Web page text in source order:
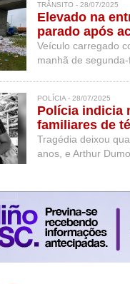
TRÂNSITO - 28/07/2025
Elevado na
parado após
Veículo carregado
manhã de segunda-
POLÍCIA - 28/07/2025
Polícia indicia
familiares de
Tragédia deixou
anos, e Arthur